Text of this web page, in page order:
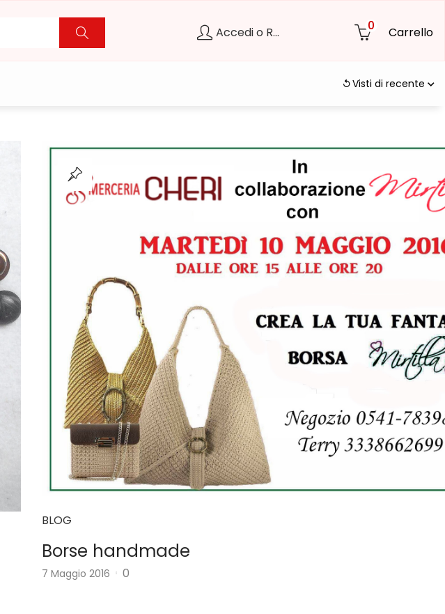
Accedi o Registrati 0 Carrello
Visti di recente
BLOG
Borse handmade
7 Maggio 2016 0